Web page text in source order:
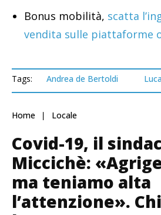
Bonus mobilità, scatta
vendita sulle piattaforme
Tags: Andrea de Bertoldi
Home Locale
Covid-19, il
Miccichè:
ma teniamo alta
l’attenzione».